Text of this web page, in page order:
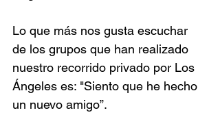
Lo que más nos gusta escuchar
de los grupos que han realizado
nuestro recorrido privado por Los
Ángeles es: "Siento que he hecho
un nuevo amigo”.